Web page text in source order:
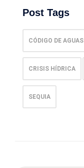
Post Tags
CÓDIGO DE AGUAS
CRISIS HÍDRICA
SEQUIA